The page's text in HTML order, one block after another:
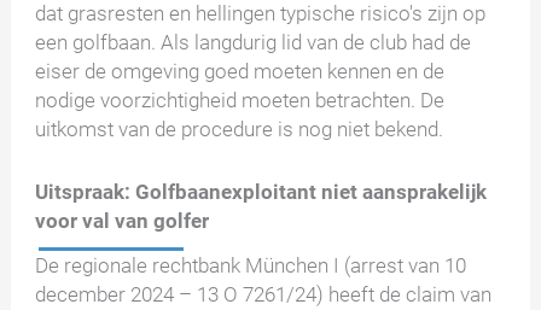
dat grasresten en hellingen typische risico's zijn op
een golfbaan. Als langdurig lid van de club had de
eiser de omgeving goed moeten kennen en de
nodige voorzichtigheid moeten betrachten. De
uitkomst van de procedure is nog niet bekend.
Uitspraak: Golfbaanexploitant niet aansprakelijk
voor val van golfer
De regionale rechtbank München I (arrest van 10
december 2024 – 13 O 7261/24) heeft de claim van